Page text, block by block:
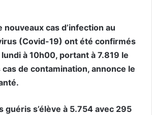
nouveaux cas d’infection au
(Covid-19) ont été confirmés
lundi à 10h00, portant à 7.819 le
de contamination, annonce le
guéris s’élève à 5.754 avec 295